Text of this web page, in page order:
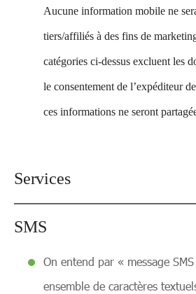
Aucune information mobile ne
tiers/affiliés à des fins de
catégories ci-dessus excluent les
le consentement de l’expéditeur
ces informations ne seront
Services
SMS
On entend par « message
ensemble de caractères